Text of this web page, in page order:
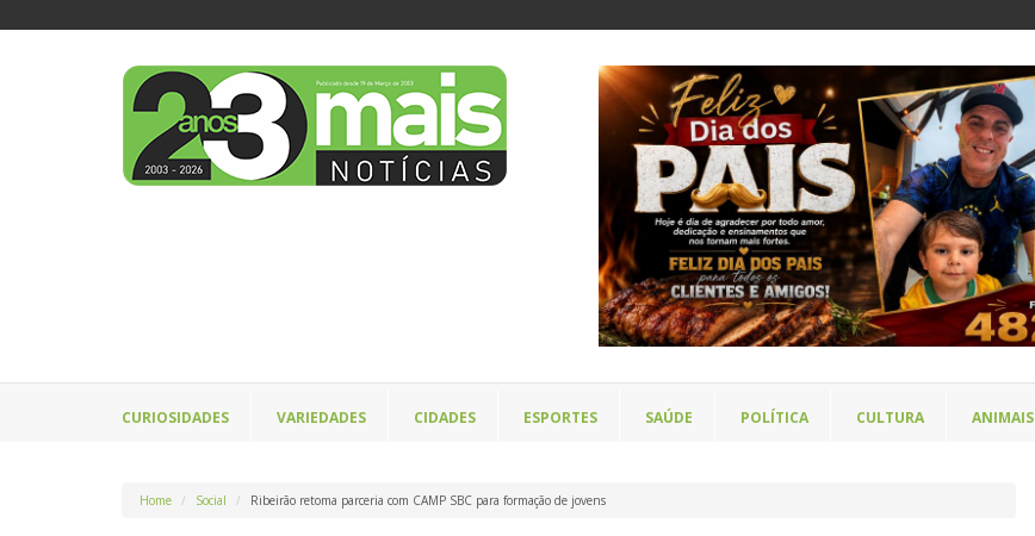
CURIOSIDADES VARIEDADES CIDADES ESPORTES SAÚDE POLÍTICA CULTURA ANIMAIS
Home Social Ribeirão retoma parceria com CAMP SBC para formação de jovens